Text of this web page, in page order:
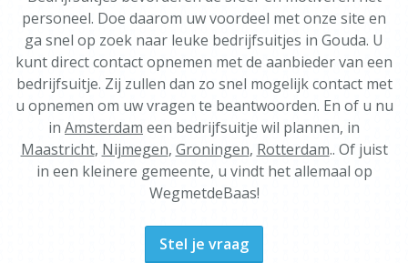
personeel. Doe daarom uw voordeel met onze site en
ga snel op zoek naar leuke bedrijfsuitjes in Gouda. U
kunt direct contact opnemen met de aanbieder van een
bedrijfsuitje. Zij zullen dan zo snel mogelijk contact met
u opnemen om uw vragen te beantwoorden. En of u nu
in Amsterdam een bedrijfsuitje wil plannen, in
Maastricht, Nijmegen, Groningen, Rotterdam.. Of juist
in een kleinere gemeente, u vindt het allemaal op
WegmetdeBaas!
Stel je vraag